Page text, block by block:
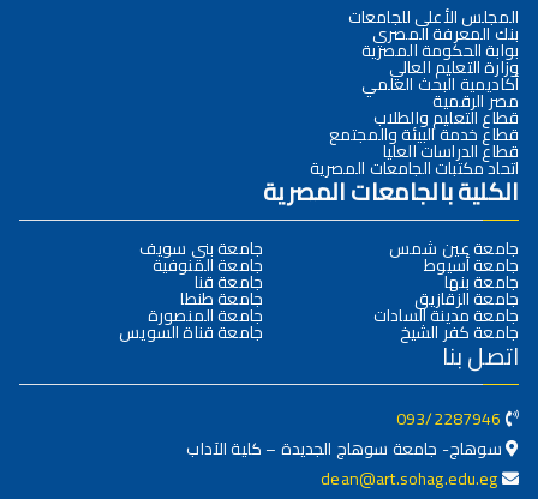
المجلس الأعلى للجامعات
بنك المعرفة المصري
بوابة الحكومة المصرية
وزارة التعليم العالي
أكاديمية البحث العلمي
مصر الرقمية
قطاع التعليم والطلاب
قطاع خدمة البيئة والمجتمع
قطاع الدراسات العليا
اتحاد مكتبات الجامعات المصرية
الكلية بالجامعات المصرية
جامعة عين شمس
جامعة أسيوط
جامعة بنها
جامعة الزقازيق
جامعة مدينة السادات
جامعة كفر الشيخ
جامعة بني سويف
جامعة المنوفية
جامعة قنا
جامعة طنطا
جامعة المنصورة
جامعة قناة السويس
اتصل بنا
093/2287946
سوهاج- جامعة سوهاج الجديدة – كلية الآداب